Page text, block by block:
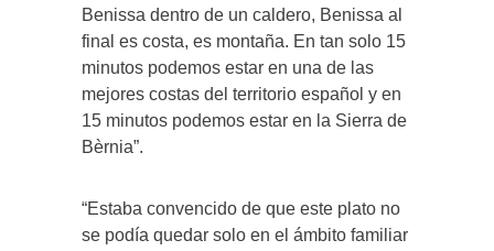
Benissa dentro de un caldero, Benissa al
final es costa, es montaña. En tan solo 15
minutos podemos estar en una de las
mejores costas del territorio español y en
15 minutos podemos estar en la Sierra de
Bèrnia”.
“Estaba convencido de que este plato no
se podía quedar solo en el ámbito familiar